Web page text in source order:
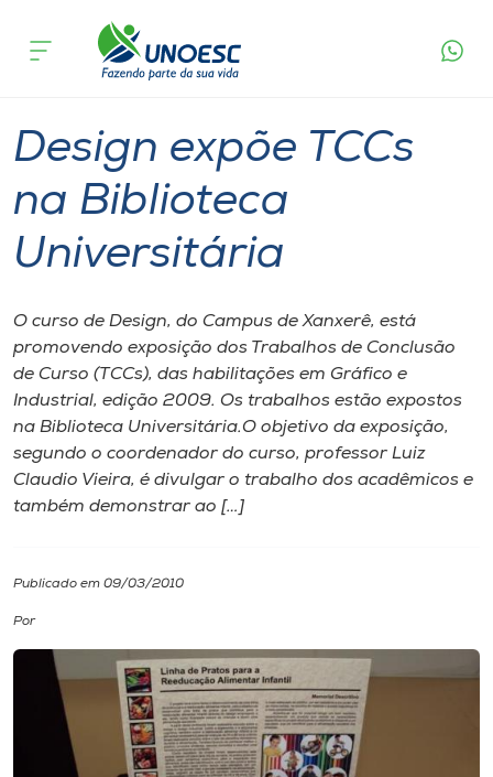
Cursos
Pesquisa
Atendimento ao Estudante
Portal de Ensino
A
Internacionalização
Cultura
acontece
Design expõe TCCs
na Biblioteca
Universitária
O curso de Design, do Campus de Xanxerê, está
promovendo exposição dos Trabalhos de Conclusão
de Curso (TCCs), das habilitações em Gráfico e
Industrial, edição 2009. Os trabalhos estão expostos
na Biblioteca Universitária.O objetivo da exposição,
segundo o coordenador do curso, professor Luiz
Claudio Vieira, é divulgar o trabalho dos acadêmicos e
também demonstrar ao […]
Publicado em 09/03/2010
Por